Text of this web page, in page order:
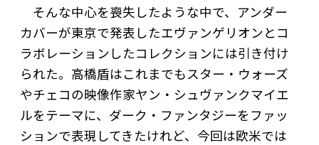
そんな中心を喪失したような中で、アンダー
カバーが東京で発表したエヴァンゲリオンとコ
ラボレーションしたコレクションには引き付け
られた。高橋盾はこれまでもスター・ウォーズ
やチェコの映像作家ヤン・シュヴァンクマイエ
ルをテーマに、ダーク・ファンタジーをファッ
ションで表現してきたけれど、今回は欧米では